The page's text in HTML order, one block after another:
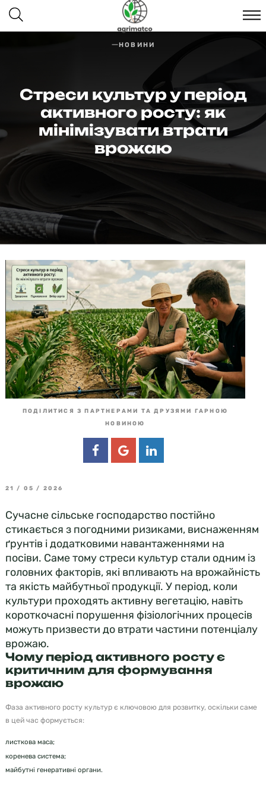
НОВИНИ
Стреси культур у період
активного росту: як
мінімізувати втрати
врожаю
ПОДІЛИТИСЯ З ПАРТНЕРАМИ ТА ДРУЗЯМИ ГАРНОЮ
НОВИНОЮ
21 / 05 / 2026
Сучасне сільське господарство постійно
стикається з погодними ризиками, виснаженням
ґрунтів і додатковими навантаженнями на
посіви. Саме тому стреси культур стали одним із
головних факторів, які впливають на врожайність
та якість майбутньої продукції. У період, коли
культури проходять активну вегетацію, навіть
короткочасні порушення фізіологічних процесів
можуть призвести до втрати частини потенціалу
врожаю.
Чому період активного росту є
критичним для формування
врожаю
Фаза активного росту культур є ключовою для розвитку, оскільки саме
в цей час формується:
листкова маса;
коренева система;
майбутні генеративні органи.